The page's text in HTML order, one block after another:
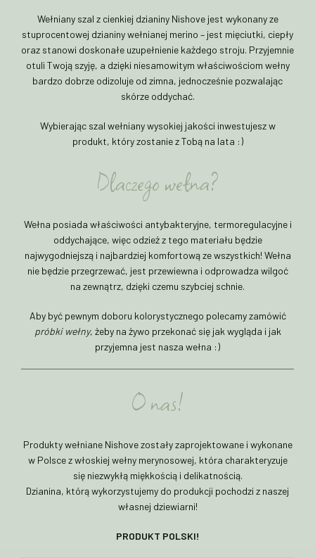
Wełniany szal z cienkiej dzianiny Nishove jest wykonany ze
stuprocentowej dzianiny wełnianej merino – jest mięciutki, ciepły
oraz stanowi doskonałe uzupełnienie każdego stroju. Przyjemnie
otuli Twoją szyję, a dzięki niesamowitym właściwościom wełny
bardzo dobrze odizoluje od zimna, jednocześnie pozwalając
skórze oddychać.
Wybierając szal wełniany wysokiej jakości inwestujesz w
produkt, który zostanie z Tobą na lata :)
Dlaczego wełna?
Wełna posiada właściwości antybakteryjne, termoregulacyjne i
oddychające, więc odzież z tego materiału będzie
najwygodniejszą i najbardziej komfortową ze wszystkich! Wełna
nie będzie przegrzewać, jest przewiewna i odprowadza wilgoć
na zewnątrz, dzięki czemu szybciej schnie.
Aby być pewnym doboru kolorystycznego polecamy zamówić
próbki wełny, żeby na żywo przekonać się jak wygląda i jak
przyjemna jest nasza wełna :)
O nas!
Produkty wełniane Nishove zostały zaprojektowane i wykonane
w Polsce z włoskiej wełny merynosowej, która charakteryzuje
się niezwykłą miękkością i delikatnością.
Dzianina, którą wykorzystujemy do produkcji pochodzi z naszej
własnej dziewiarni!
PRODUKT POLSKI!